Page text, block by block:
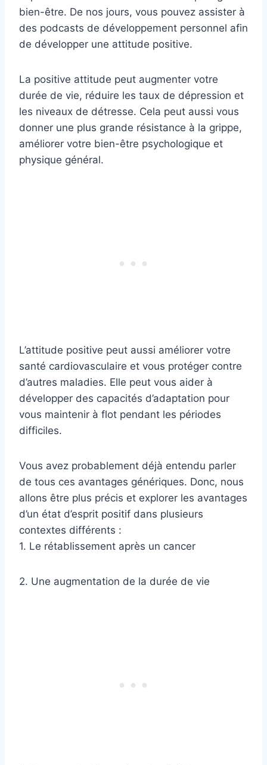
bien-être. De nos jours, vous pouvez assister à
des podcasts de développement personnel afin
de développer une attitude positive.
La positive attitude peut augmenter votre
durée de vie, réduire les taux de dépression et
les niveaux de détresse. Cela peut aussi vous
donner une plus grande résistance à la grippe,
améliorer votre bien-être psychologique et
physique général.
L’attitude positive peut aussi améliorer votre
santé cardiovasculaire et vous protéger contre
d’autres maladies. Elle peut vous aider à
développer des capacités d’adaptation pour
vous maintenir à flot pendant les périodes
difficiles.
Vous avez probablement déjà entendu parler
de tous ces avantages génériques. Donc, nous
allons être plus précis et explorer les avantages
d’un état d’esprit positif dans plusieurs
contextes différents :
1. Le rétablissement après un cancer
2. Une augmentation de la durée de vie